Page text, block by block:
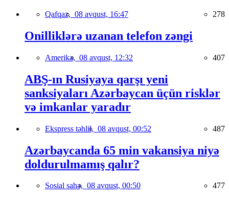
Qafqaz, 08 avqust, 16:47 278
Onilliklərə uzanan telefon zəngi
Amerika, 08 avqust, 12:32 407
ABŞ-ın Rusiyaya qarşı yeni
sanksiyaları Azərbaycan üçün risklər
və imkanlar yaradır
Ekspress təhlil, 08 avqust, 00:52 487
Azərbaycanda 65 min vakansiya niyə
doldurulmamış qalır?
Sosial sahə, 08 avqust, 00:50 477